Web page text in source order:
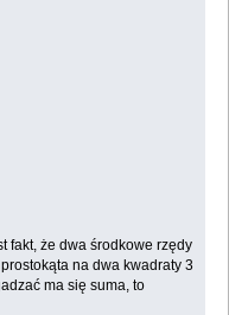
fakt, że dwa środkowe rzędy
na dwa kwadraty 3
ma się suma, to